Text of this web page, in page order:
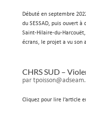
Débuté en septembre
du SESSAD, puis ouvert
Saint-Hilaire-du-
écrans, le projet a vu son
CHRS SUD –
par
Cliquez pour lire l’article